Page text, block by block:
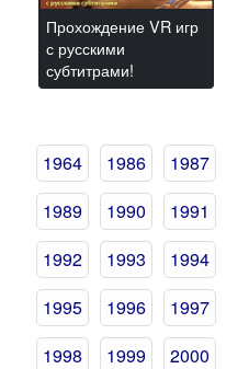
Прохождение VR игр
с русскими
субтитрами!
1964 1986
1987
1989
1990
1991
1992
1993
1994
1995
1996
1997
1998
1999
2000